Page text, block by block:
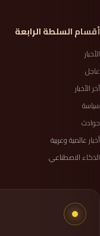
أقسام السلطة الرابعة
الأخبار
عاجل
آخر الأخبار
سياسة
حوادث
أخبار عالمية وعربية
الذكاء الاصطناعي